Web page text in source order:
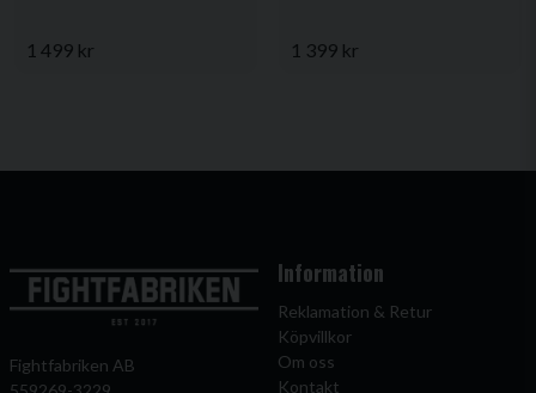
1 499 kr 1 399 kr
Fightfabriken AB
Information
Reklamation & Retur
Köpvillkor
Om oss
Kontakt